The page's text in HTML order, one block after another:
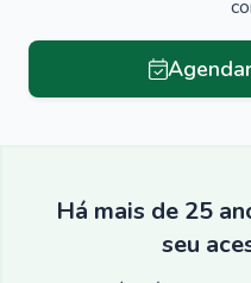
Há mais de 25
seu